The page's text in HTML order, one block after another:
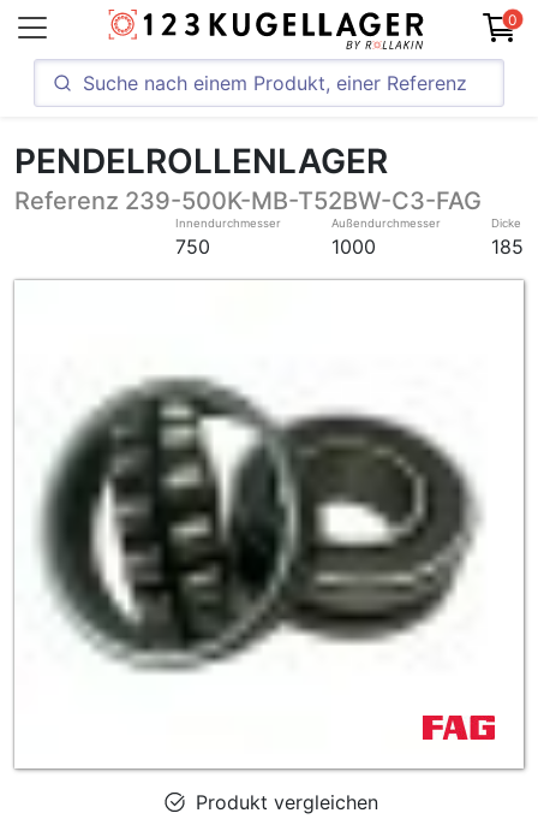
0
PENDELROLLENLAGER
Referenz 239-500K-MB-T52BW-C3-FAG
Innendurchmesser
750
Außendurchmesser
1000
Dicke
185
Produkt vergleichen